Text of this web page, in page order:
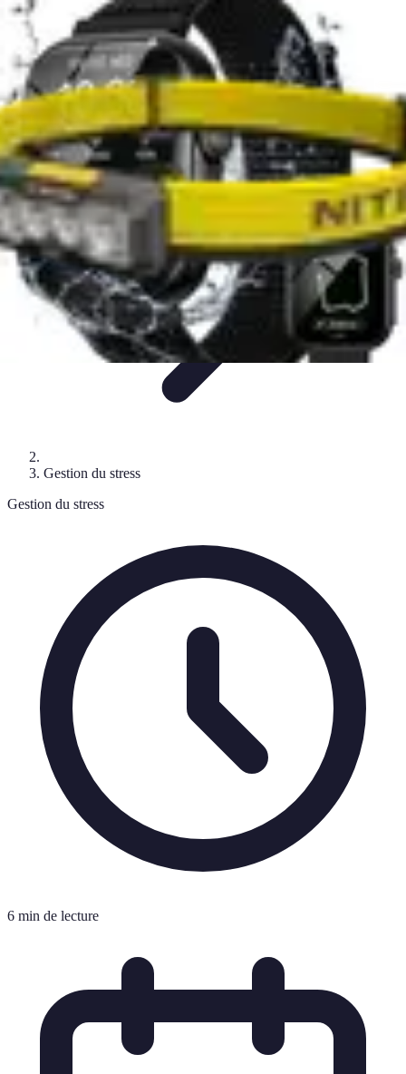
Stress Maîtrise
Sport et Bien-êtreTechniques de gestion du stressTechniques et
OutilsGestion du StressTechniques de Gestion
Stress Maîtrise
Gestion du stress
Gestion du stress
6 min de lecture